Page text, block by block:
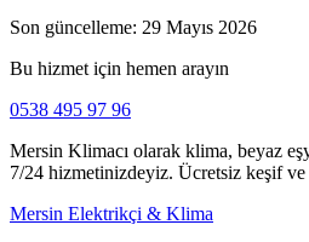
Son güncelleme: 29 Mayıs 2026
Bu hizmet için hemen arayın
0538 495 97 96
Mersin Klimacı olarak klima, beyaz
7/24 hizmetinizdeyiz. Ücretsiz keşif
Mersin Elektrikçi & Klima